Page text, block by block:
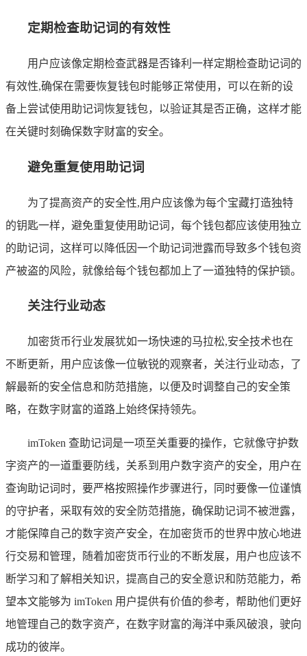
定期检查助记词的有效性
用户应该像定期检查武器是否锋利一样定期检查助记词的
有效性,确保在需要恢复钱包时能够正常使用，可以在新的设
备上尝试使用助记词恢复钱包，以验证其是否正确，这样才能
在关键时刻确保数字财富的安全。
避免重复使用助记词
为了提高资产的安全性,用户应该像为每个宝藏打造独特
的钥匙一样，避免重复使用助记词，每个钱包都应该使用独立
的助记词，这样可以降低因一个助记词泄露而导致多个钱包资
产被盗的风险，就像给每个钱包都加上了一道独特的保护锁。
关注行业动态
加密货币行业发展犹如一场快速的马拉松,安全技术也在
不断更新，用户应该像一位敏锐的观察者，关注行业动态，了
解最新的安全信息和防范措施，以便及时调整自己的安全策
略，在数字财富的道路上始终保持领先。
imToken 查助记词是一项至关重要的操作，它就像守护数
字资产的一道重要防线，关系到用户数字资产的安全，用户在
查询助记词时，要严格按照操作步骤进行，同时要像一位谨慎
的守护者，采取有效的安全防范措施，确保助记词不被泄露，
才能保障自己的数字资产安全，在加密货币的世界中放心地进
行交易和管理，随着加密货币行业的不断发展，用户也应该不
断学习和了解相关知识，提高自己的安全意识和防范能力，希
望本文能够为 imToken 用户提供有价值的参考，帮助他们更好
地管理自己的数字资产，在数字财富的海洋中乘风破浪，驶向
成功的彼岸。